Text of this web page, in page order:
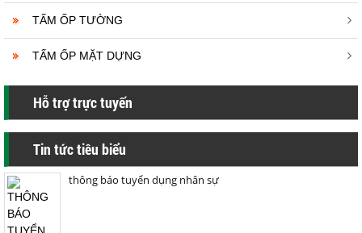
TẤM ỐP TƯỜNG
TẤM ỐP MẶT DỰNG
Hỗ trợ trực tuyến
Tin tức tiêu biểu
thông báo tuyển dụng nhân sự